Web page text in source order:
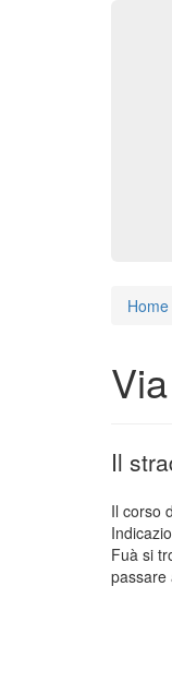
Home
Il
Il corso
Fuà si
passare